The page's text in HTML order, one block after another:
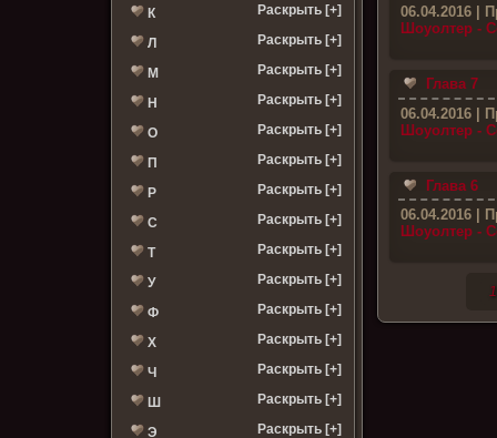
К Раскрыть [+]
Л Раскрыть [+]
М Раскрыть [+]
Н Раскрыть [+]
О Раскрыть [+]
П Раскрыть [+]
Р Раскрыть [+]
С Раскрыть [+]
Т Раскрыть [+]
У Раскрыть [+]
Ф Раскрыть [+]
Х Раскрыть [+]
Ч Раскрыть [+]
Ш Раскрыть [+]
Э Раскрыть [+]
06.04.2016 |
Шоуолтер -
Глава 7
06.04.2016 |
Шоуолтер -
Глава 6
06.04.2016 |
Шоуолтер -